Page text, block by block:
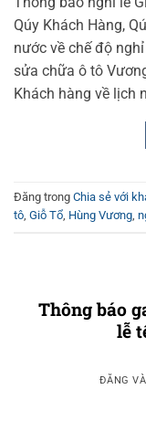
Qúy Khách Hàng,
nước về chế độ
sửa chữa ô tô
Khách hàng về lịch
Đăng trong Chia sẻ với
tô, Giỗ Tổ, Hùng Vương,
Thông báo
lễ
ĐĂNG